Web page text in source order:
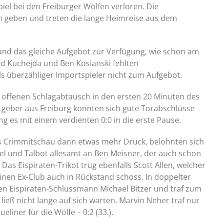
bei den Freiburger Wölfen verloren. Die
und treten die lange Heimreise aus dem
das gleiche Aufgebot zur Verfügung, wie schon am
Kuchejda und Ben Kosianski fehlten
überzähliger Importspieler nicht zum Aufgebot.
Schlagabtausch in den ersten 20 Minuten des
aus Freiburg konnten sich gute Torabschlüsse
es mit einem verdienten 0:0 in die erste Pause.
dann etwas mehr Druck, belohnten sich
und Talbot allesamt an Ben Meisner, der auch schon
Eispiraten-Trikot trug ebenfalls Scott Allen, welcher
Ex-Club auch in Rückstand schoss. In doppelter
Eispiraten-Schlussmann Michael Bitzer und traf zum
nicht lange auf sich warten. Marvin Neher traf nur
für die Wölfe – 0:2 (33.).